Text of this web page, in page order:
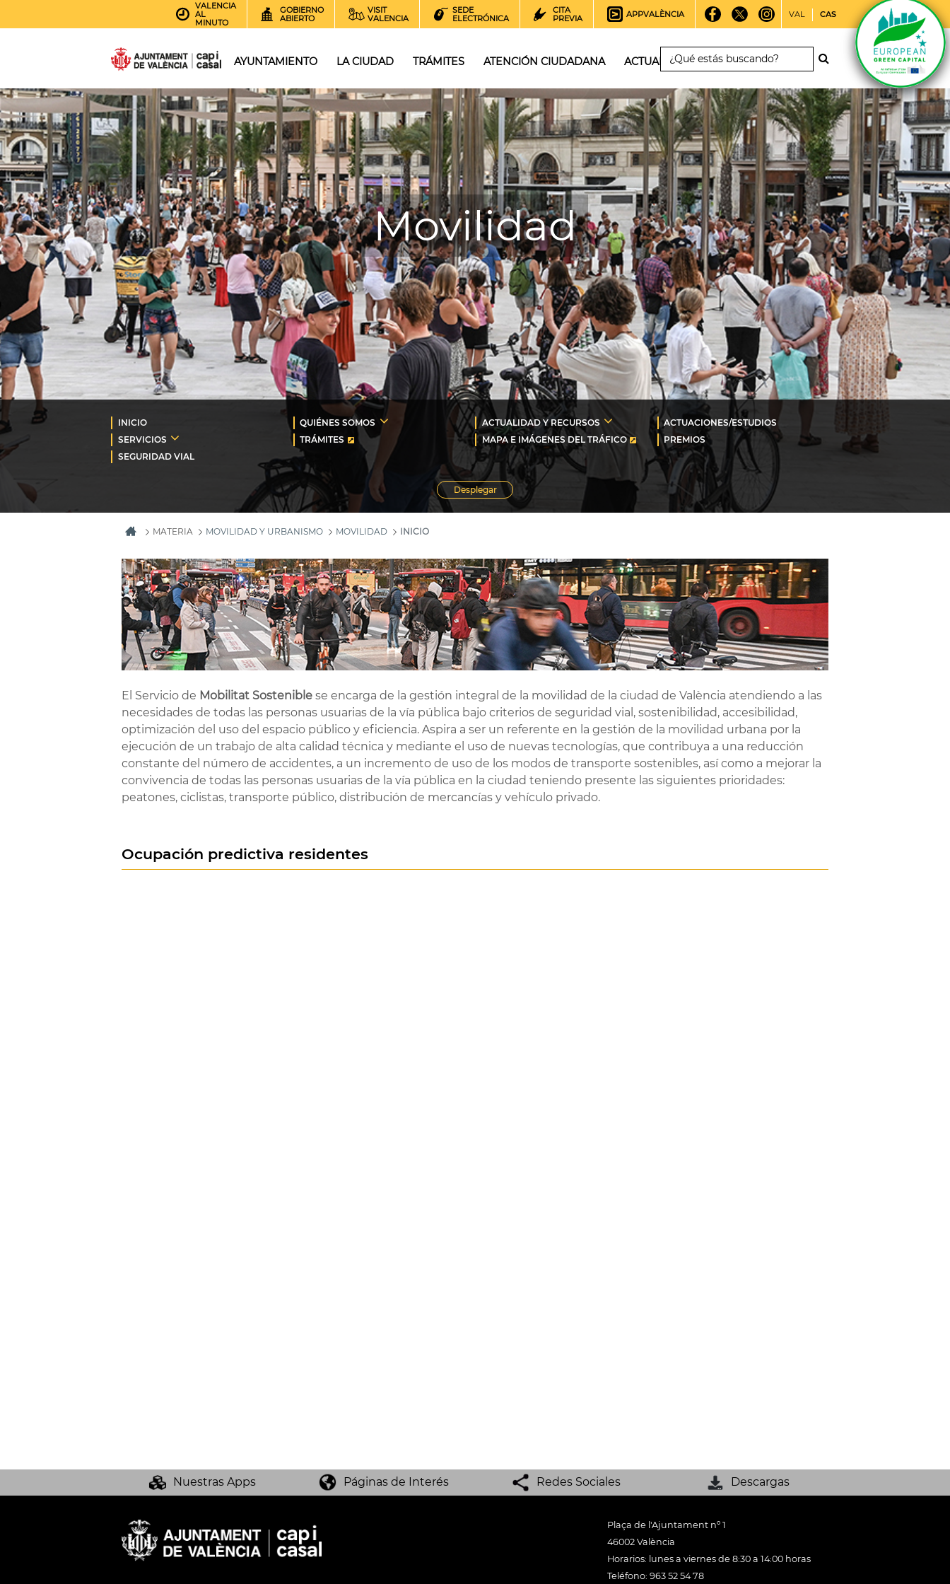
VALENCIA
AL
MINUTO
GOBIERNO
ABIERTO
VISIT
VALENCIA
SEDE
ELECTRÓNICA
CITA
PREVIA
APPVALÈNCIA VAL CAS
AYUNTAMIENTO LA CIUDAD TRÁMITES ATENCIÓN CIUDADANA ACTUALIDAD
Movilidad
INICIO QUIÉNES SOMOS ACTUALIDAD Y RECURSOS
ACTUACIONES/ESTUDIOS
SERVICIOS
TRÁMITES MAPA E IMÁGENES DEL TRÁFICO
PREMIOS
SEGURIDAD VIAL
Desplegar
MATERIA MOVILIDAD Y URBANISMO MOVILIDAD INICIO
El Servicio de Mobilitat Sostenible se encarga de la gestión integral de la movilidad de la ciudad de València atendiendo a las
necesidades de todas las personas usuarias de la vía pública bajo criterios de seguridad vial, sostenibilidad, accesibilidad,
optimización del uso del espacio público y eficiencia. Aspira a ser un referente en la gestión de la movilidad urbana por la
ejecución de un trabajo de alta calidad técnica y mediante el uso de nuevas tecnologías, que contribuya a una reducción
constante del número de accidentes, a un incremento de uso de los modos de transporte sostenibles, así como a mejorar la
convivencia de todas las personas usuarias de la vía pública en la ciudad teniendo presente las siguientes prioridades:
peatones, ciclistas, transporte público, distribución de mercancías y vehículo privado.
Ocupación predictiva residentes
Nuestras Apps Páginas de Interés Redes Sociales Descargas
Plaça de l'Ajuntament nº 1
46002 València
Horarios: lunes a viernes de 8:30 a 14:00 horas
Teléfono: 963 52 54 78